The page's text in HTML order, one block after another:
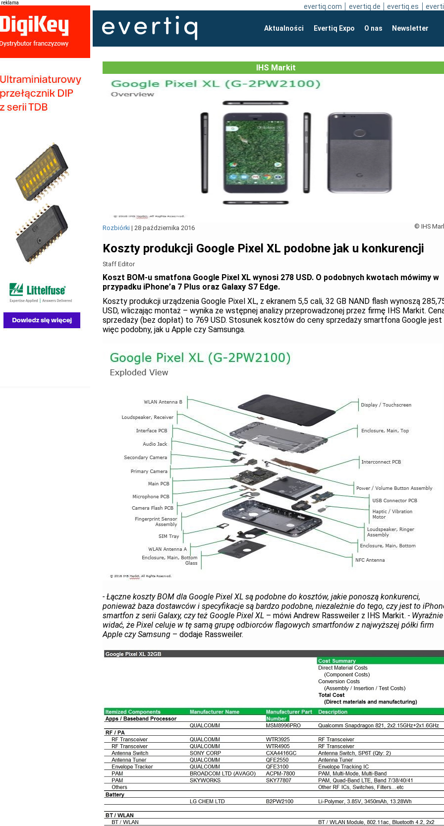
reklama evertiq.com evertiq.de evertiq.es
Aktualności Evertiq Expo O nas Newsletter
© IHS
Rozbiórki | 28 października 2016
Koszty produkcji Google Pixel XL podobne jak u konkurencji
Staff Editor
Koszt BOM-u smatfona Google Pixel XL wynosi 278 USD. O podobnych kwotach mówimy w
przypadku iPhone’a 7 Plus oraz Galaxy S7 Edge.
Koszty produkcji urządzenia Google Pixel XL, z ekranem 5,5 cali, 32 GB NAND flash wynoszą
USD, wliczając montaż – wynika ze wstępnej analizy przeprowadzonej przez firmę IHS Markit.
sprzedaży (bez dopłat) to 769 USD. Stosunek kosztów do ceny sprzedaży smartfona Google jest
więc podobny, jak u Apple czy Samsunga.
- Łączne koszty BOM dla Google Pixel XL są podobne do kosztów, jakie ponoszą konkurenci,
ponieważ baza dostawców i specyfikacje są bardzo podobne, niezależnie do tego, czy jest to
smartfon z serii Galaxy, czy też Google Pixel XL – mówi Andrew Rassweiler z IHS Markit. - Wyraźnie
widać, że Pixel celuje w tę samą grupę odbiorców flagowych smartfonów z najwyższej półki firm
Apple czy Samsung – dodaje Rassweiler.